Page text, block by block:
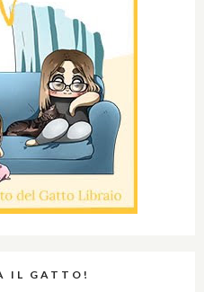
IL GATTO!